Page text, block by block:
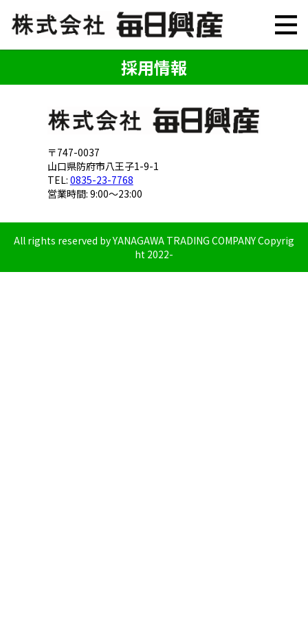
採用情報
〒747-0037
山口県防府市八王子1-9-1
TEL: 0835-23-7768
営業時間: 9:00～23:00
All rights reserved by YANAGAWA TRADING COMPANY Copyrig
ht 2022-